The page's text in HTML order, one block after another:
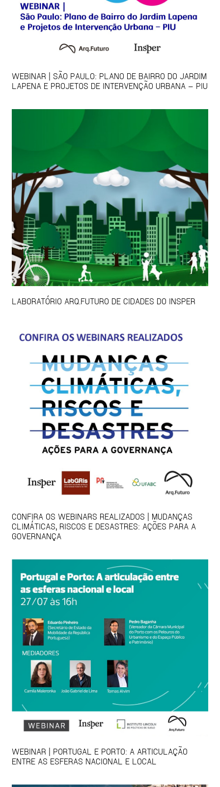
WEBINAR | SÃO PAULO: PLANO DE BAIRRO DO JARDIM
LAPENA E PROJETOS DE INTERVENÇÃO URBANA – PIU
LABORATÓRIO ARQ.FUTURO DE CIDADES DO INSPER
CONFIRA OS WEBINARS REALIZADOS | MUDANÇAS
CLIMÁTICAS, RISCOS E DESASTRES: AÇÕES PARA A
GOVERNANÇA
WEBINAR | PORTUGAL E PORTO: A ARTICULAÇÃO
ENTRE AS ESFERAS NACIONAL E LOCAL